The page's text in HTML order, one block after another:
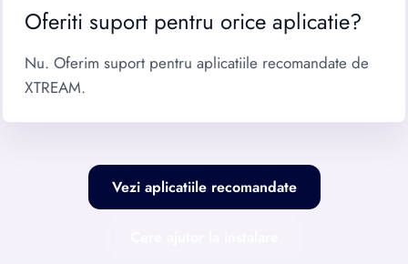
Oferiti suport pentru orice aplicatie?
Nu. Oferim suport pentru aplicatiile recomandate de
XTREAM.
Vezi aplicatiile recomandate